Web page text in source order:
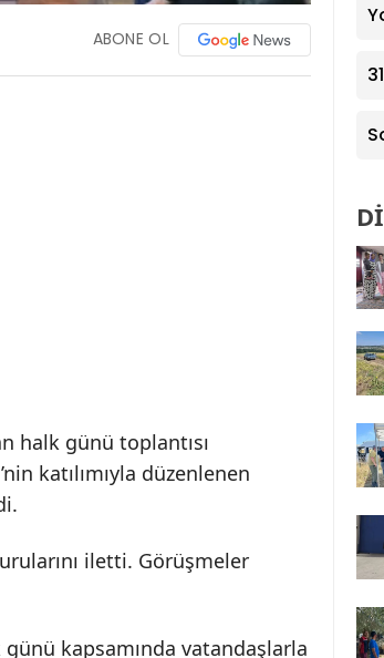
ABONE OL
halk günü toplantısı
katılımıyla düzenlenen
iletti. Görüşmeler
kapsamında vatandaşlarla